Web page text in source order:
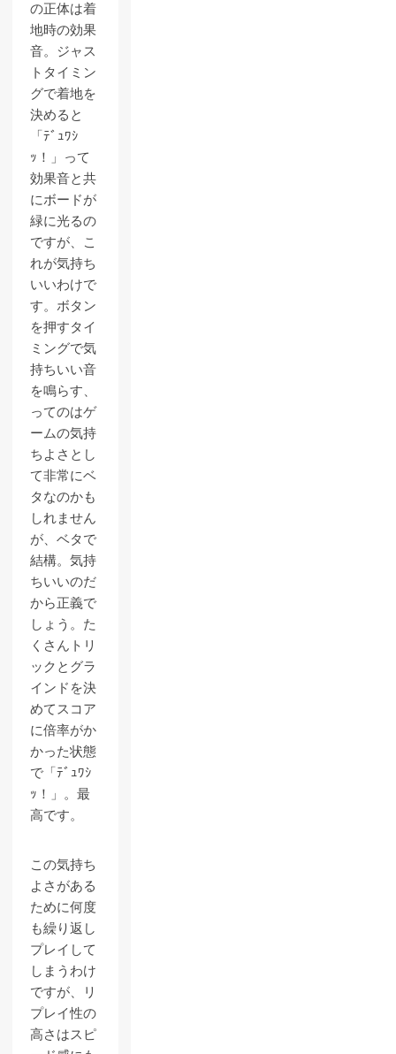
の正体は着
地時の効果
音。ジャス
トタイミン
グで着地を
決めると
「ﾃﾞｭﾜｼ
ｯ！」って
効果音と共
にボードが
緑に光るの
ですが、こ
れが気持ち
いいわけで
す。ボタン
を押すタイ
ミングで気
持ちいい音
を鳴らす、
ってのはゲ
ームの気持
ちよさとし
て非常にベ
タなのかも
しれません
が、ベタで
結構。気持
ちいいのだ
から正義で
しょう。た
くさんトリ
ックとグラ
インドを決
めてスコア
に倍率がか
かった状態
で「ﾃﾞｭﾜｼ
ｯ！」。最
高です。
この気持ち
よさがある
ために何度
も繰り返し
プレイして
しまうわけ
ですが、リ
プレイ性の
高さはスピ